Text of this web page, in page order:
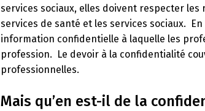
services sociaux, elles doivent respecter les
services de santé et les services sociaux.
information confidentielle à laquelle les
profession. Le devoir à la confidentialité
professionnelles.
Mais qu’en est-il de la